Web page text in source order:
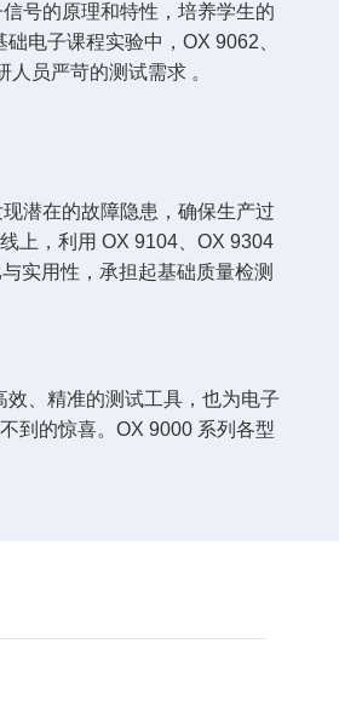
号的原理和特性，培养学生的
电子课程实验中，OX 9062、
员严苛的测试需求 。
潜在的故障隐患，确保生产过
上，利用 OX 9104、OX 9304
实用性，承担起基础质量检测
、精准的测试工具，也为电子
到的惊喜。OX 9000 系列各型